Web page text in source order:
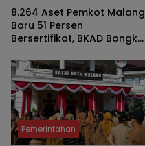
8.264 Aset Pemkot Malang
Baru 51 Persen
Bersertifikat, BKAD Bongkar
Langkah Khusus
Pemerintahan